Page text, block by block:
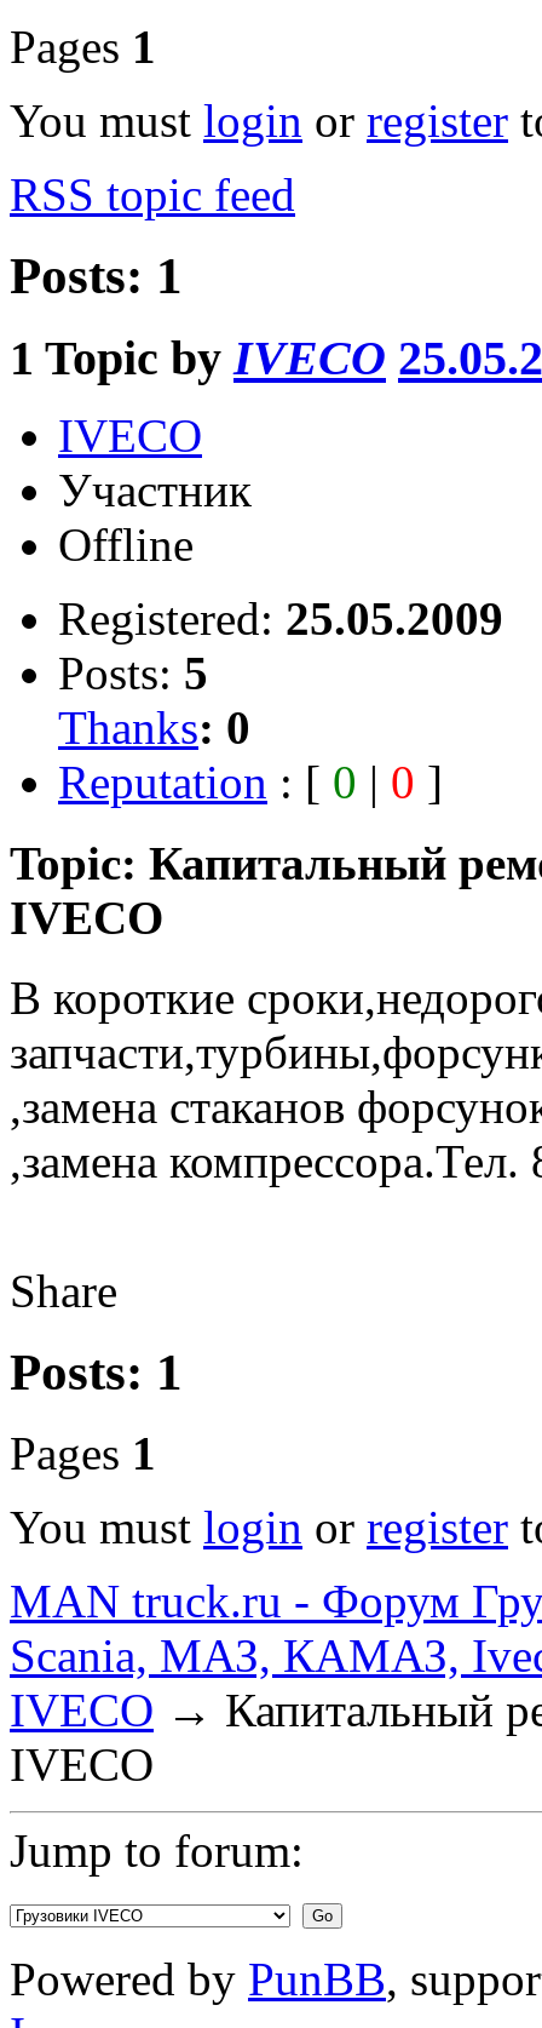
Pages 1
You must login or register
RSS topic feed
Posts: 1
1 Topic by IVECO
IVECO
Участник
Offline
Registered: 25.05.2009
Posts: 5
Thanks: 0
Reputation : [ 0 | 0 ]
Topic: Капитальный
IVECO
В короткие
,замена стаканов
,замена
Share
Posts: 1
Pages 1
You must login or register
MAN truck.ru - Форум
Scania, МАЗ, КАМАЗ,
IVECO → Капитальный
IVECO
Jump to forum:
Powered by PunBB,